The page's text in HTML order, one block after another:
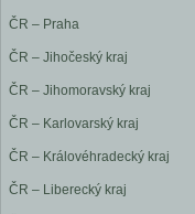
ČR – Praha
ČR – Jihočeský kraj
ČR – Jihomoravský kraj
ČR – Karlovarský kraj
ČR – Královéhradecký kraj
ČR – Liberecký kraj